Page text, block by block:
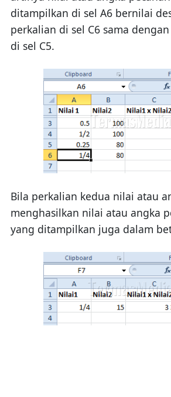
ditampilkan di sel A6 bernilai
perkalian di sel C6 sama
di sel C5.
Bila perkalian kedua nilai atau
menghasilkan nilai atau angka
yang ditampilkan juga dalam